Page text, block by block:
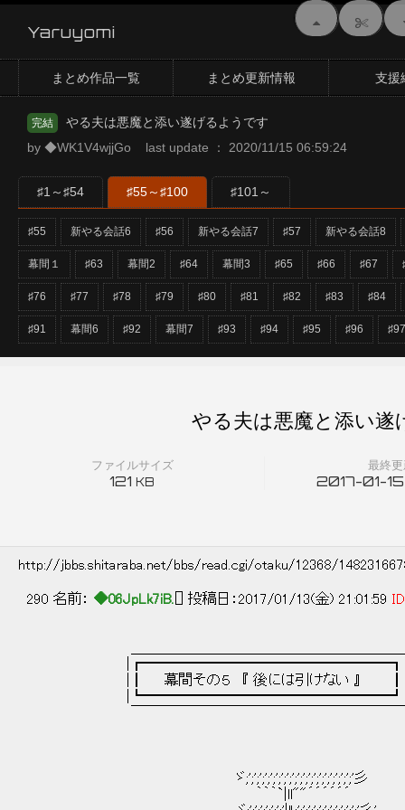
Yaruyomi
まとめ作品一覧 まとめ更新情報 支援
完結
やる夫は悪魔と添い遂げるようです
by ◆WK1V4wjjGo last update ： 2020/11/15 06:59:24
♯1～♯54 ♯55～♯100 ♯101～
♯55 新やる会話6 ♯56 新やる会話7 ♯57 新やる会話8
幕間１ ♯63 幕間2 ♯64 幕間3 ♯65 ♯66 ♯67
♯76 ♯77 ♯78 ♯79 ♯80 ♯81 ♯82 ♯83 ♯84
♯91 幕間6 ♯92 幕間7 ♯93 ♯94 ♯95 ♯96 ♯97
ファイルサイズ
121 KB
最終
2017-01-
やる夫は悪魔と添い遂
http://jbbs.shitaraba.net/bbs/read.cgi/otaku/12368/
290 名前： ◆06JpLk7iB. [] 投稿日：2017/01/13(金) 21:01:59
|┃ 幕間その５ 『 後には引けない 』
ゞ;';';';';';';';';';';';';';';';';';';';'彡
｀｀｀`|ll""´´´´´´